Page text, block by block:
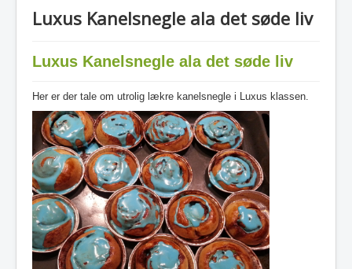
Luxus Kanelsnegle ala det søde liv
Luxus Kanelsnegle ala det søde liv
Her er der tale om utrolig lækre kanelsnegle i Luxus klassen.